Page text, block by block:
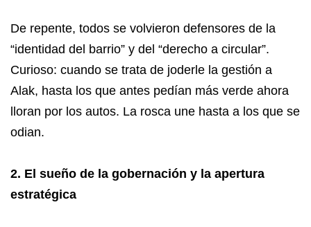
De repente, todos se volvieron defensores de la
“identidad del barrio” y del “derecho a circular”.
Curioso: cuando se trata de joderle la gestión a
Alak, hasta los que antes pedían más verde ahora
lloran por los autos. La rosca une hasta a los que se
odian.
2. El sueño de la gobernación y la apertura
estratégica